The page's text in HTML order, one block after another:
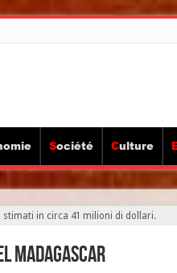
Société Culture
stimati in circa 41 milioni di dollari.
Madagascar